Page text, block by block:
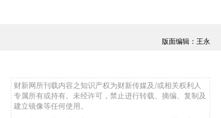
版面编辑：王永
财新网所刊载内容之知识产权为财新传媒及/或相关权利人
专属所有或持有。未经许可，禁止进行转载、摘编、复制及
建立镜像等任何使用。